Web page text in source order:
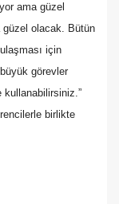
ama güzel
güzel olacak. Bütün
için
görevler
birlikte